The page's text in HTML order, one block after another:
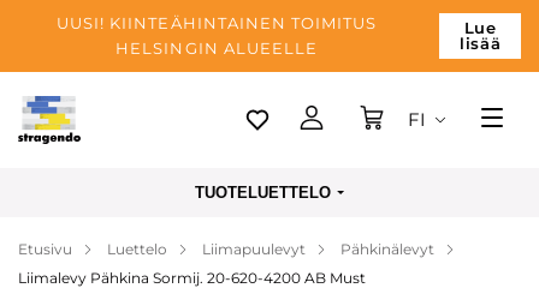
UUSI! KIINTEÄHINTAINEN TOIMITUS
HELSINGIN ALUEELLE
Lue
lisää
Tallinn
Maksu
FI
TUOTELUETTELO
Etusivu Luettelo Liimapuulevyt
Pähkinälevyt
Liimalevy Pähkina Sormij. 20-620-4200 AB Must